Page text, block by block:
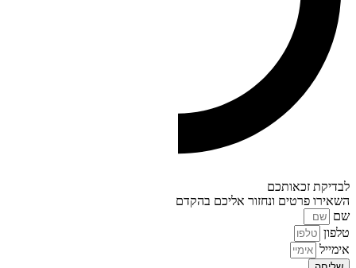
לבדיקת זכאותכם
השאירו פרטים ונחזור אליכם בהקדם
שם
טלפון
אימייל